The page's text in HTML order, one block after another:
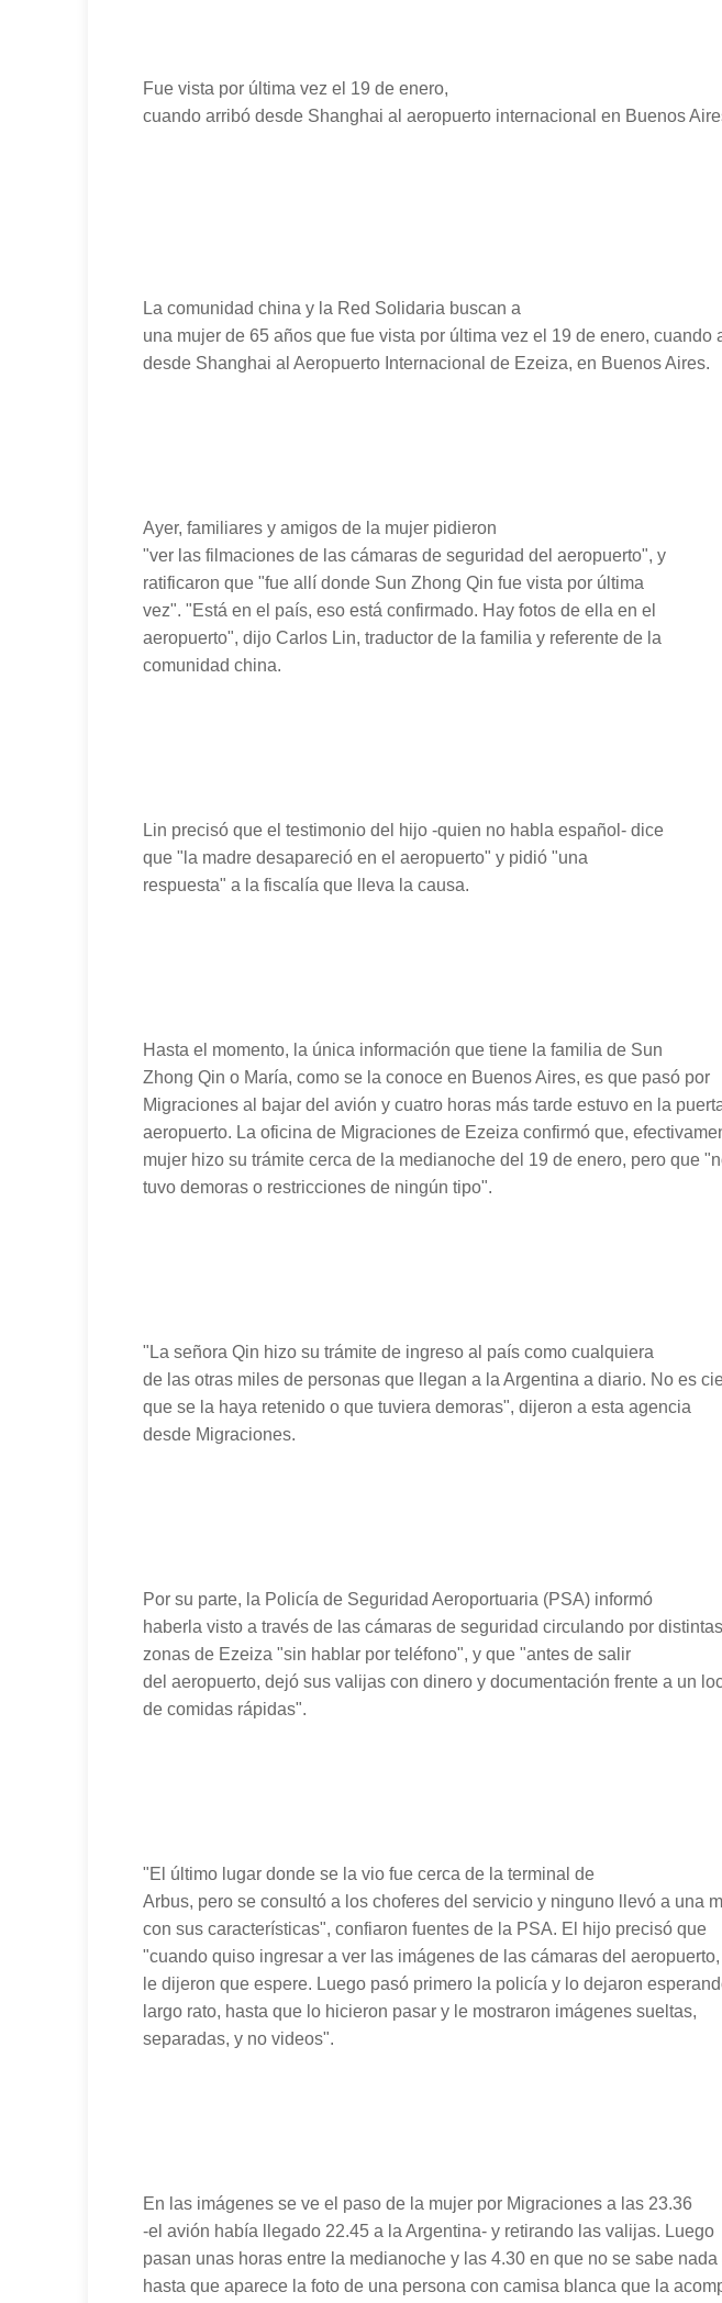
Fue vista por última vez el 19 de enero,
cuando arribó desde Shanghai al aeropuerto internacional en Buenos
La comunidad china y la Red Solidaria buscan a
una mujer de 65 años que fue vista por última vez el 19 de enero, cuando
desde Shanghai al Aeropuerto Internacional de Ezeiza, en Buenos Aires.
Ayer, familiares y amigos de la mujer pidieron
"ver las filmaciones de las cámaras de seguridad del aeropuerto", y
ratificaron que "fue allí donde Sun Zhong Qin fue vista por última
vez". "Está en el país, eso está confirmado. Hay fotos de ella en el
aeropuerto", dijo Carlos Lin, traductor de la familia y referente de la
comunidad china.
Lin precisó que el testimonio del hijo -quien no habla español- dice
que "la madre desapareció en el aeropuerto" y pidió "una
respuesta" a la fiscalía que lleva la causa.
Hasta el momento, la única información que tiene la familia de Sun
Zhong Qin o María, como se la conoce en Buenos Aires, es que pasó por
Migraciones al bajar del avión y cuatro horas más tarde estuvo en la
aeropuerto. La oficina de Migraciones de Ezeiza confirmó que,
mujer hizo su trámite cerca de la medianoche del 19 de enero, pero que
tuvo demoras o restricciones de ningún tipo".
"La señora Qin hizo su trámite de ingreso al país como cualquiera
de las otras miles de personas que llegan a la Argentina a diario. No es
que se la haya retenido o que tuviera demoras", dijeron a esta agencia
desde Migraciones.
Por su parte, la Policía de Seguridad Aeroportuaria (PSA) informó
haberla visto a través de las cámaras de seguridad circulando por distintas
zonas de Ezeiza "sin hablar por teléfono", y que "antes de salir
del aeropuerto, dejó sus valijas con dinero y documentación frente a un
de comidas rápidas".
"El último lugar donde se la vio fue cerca de la terminal de
Arbus, pero se consultó a los choferes del servicio y ninguno llevó a una
con sus características", confiaron fuentes de la PSA. El hijo precisó que
"cuando quiso ingresar a ver las imágenes de las cámaras del aeropuerto,
le dijeron que espere. Luego pasó primero la policía y lo dejaron
largo rato, hasta que lo hicieron pasar y le mostraron imágenes sueltas,
separadas, y no videos".
En las imágenes se ve el paso de la mujer por Migraciones a las 23.36
-el avión había llegado 22.45 a la Argentina- y retirando las valijas. Luego
pasan unas horas entre la medianoche y las 4.30 en que no se sabe nada
hasta que aparece la foto de una persona con camisa blanca que la